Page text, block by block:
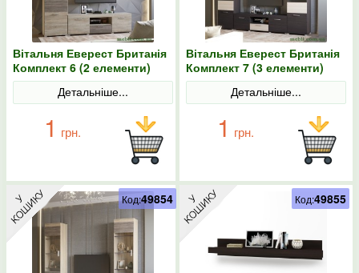
Вітальня Еверест Британія
Комплект 6 (2 елементи)
сонома/трюфель
Детальніше...
1 грн.
Вітальня Еверест Британія
Комплект 7 (3 елементи)
венге/дуб молочний
Детальніше...
1 грн.
Код:49854 Код:49855